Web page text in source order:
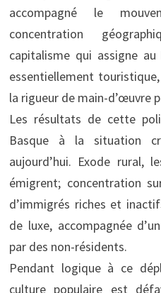
accompagné le
concentration
capitalisme qui assigne
essentiellement
la rigueur de main-d’œuvre
Les résultats de cette
Basque à la situation
aujourd’hui. Exode rural,
émigrent; concentration
d’immigrés riches et
de luxe, accompagnée
par des non-résidents.
Pendant logique à ce
culture populaire est